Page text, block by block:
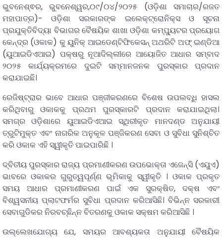
ଭୁବନେଶ୍ଵର, ଭୁବନେଶ୍ୱର,୦୯/୦୪/୨୦୨୫ (ଓଡ଼ିଶା ସମାଚାର/ରଜତ
ମହାପାତ୍ର)- ଓଡ଼ିଶା ସରକାରଙ୍କ ଇଲେକ୍ଟ୍ରୋନିକ୍ସ ଓ ସୂଚନା
ପ୍ରଯୁକ୍ତିବିଦ୍ୟା ବିଭାଗର ବୈଷୟିକ ଶାଖା ଓଡ଼ିଶା କମ୍ପ୍ୟୁଟର ପ୍ରୟୋଗ
କେନ୍ଦ୍ର (ଓକାକ) କୁ ୟୁନିକ୍ ଆଇଡେଣ୍ଟିଫିକେସନ୍ ଅଥରିଟି ଅଫ୍ ଇଣ୍ଡିଆ
(ୟୁଆଇଡିଏଆଇ) ପକ୍ଷରୁ ନୂଆଦିଲ୍ଲୀରେ ଆୟୋଜିତ ଆଧାର ସମ୍ବାଦ
୨୦୨୫ କାର୍ଯ୍ୟକ୍ରମରେ ଦୁଇଟି ସମ୍ମାନଜନକ ପୁରସ୍କାର ପ୍ରଦାନ
କରାଯାଇଛି।
ରେଜିଷ୍ଟ୍ରାର ଭାବେ ଆଧାର ପଞ୍ଜୀକରଣରେ ବିଶେଷ ଉପଲବ୍ଧି ହାସଲ
କରିଥିବାରୁ ଓକାକକୁ ପ୍ରଥମ ପୁରସ୍କାରଟି ପ୍ରଦାନ କରାଯାଇଥିଲା।
ସମଗ୍ର ଓଡ଼ିଶାରେ ୟୁଆଇଡିଏଆଇ ସ୍ଥିରୀକୃତ ମାନଦଣ୍ଡ ଅନୁଯାୟୀ
ତ୍ରୁଟିମୁକ୍ତ ଏବଂ ନାଗରିକ ଅନୁକୂଳ ପଞ୍ଜିକରଣ ସେବା ଓ ସୁବିଧା ସୁନିଶ୍ଚିତ
କରି ଓକାକ ଏହି ସ୍ୱୀକୃତି ପାଇପାରିଛି ।
ଦ୍ବିତୀୟ ପୁରସ୍କାର ରାଜ୍ୟ ପ୍ରମାଣୀକରଣ ଉପଭୋକ୍ତା ଏଜେନ୍ସି (ଏୟୁଏ)
ଭାବରେ ଓକାକର ଗୁରୁତ୍ୱପୂର୍ଣ୍ଣ ଭୂମିକାକୁ ସ୍ୱୀକୃତି । ଓକାକ ପ୍ରକୃତ
ସମୟ ଆଧାର ପ୍ରମାଣୀକରଣ ପାଇଁ ଏକ ସୁରକ୍ଷିତ, ଦକ୍ଷ ଏବଂ
ବିଶ୍ୱସନୀୟ ପ୍ଲାଟଫର୍ମର ସୁବିଧା ପ୍ରଦାନ କରିଆସିଛି। ବିଭିନ୍ନ ସରକାରୀ
ସେବାଗୁଡିକର ନିରବଚ୍ଛିନ୍ନ ବିତରଣକୁ ଓକାକ ସକ୍ଷମ କରିଆସିଛି ।
ଉଲ୍ଲେଖଯୋଗ୍ୟ ଯେ, ସମୟର ଆବଶ୍ୟକତା ଅନୁଯାୟୀ ବୈଷୟିକ